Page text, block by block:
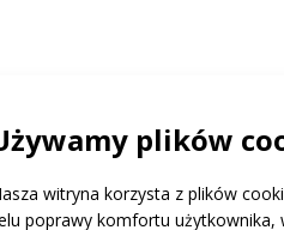
plików
witryna korzysta z plików
poprawy komfortu
są